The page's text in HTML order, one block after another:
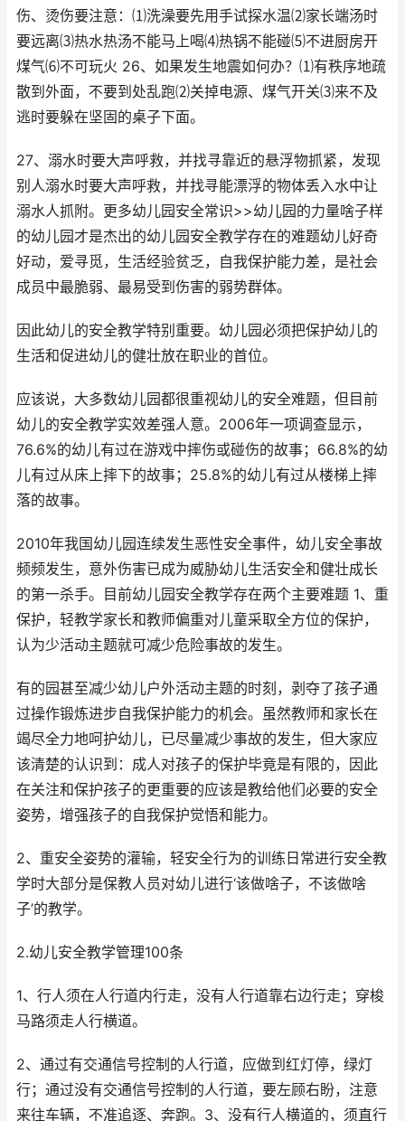
伤、烫伤要注意：⑴洗澡要先用手试探水温⑵家长端汤时
要远离⑶热水热汤不能马上喝⑷热锅不能碰⑸不进厨房开
煤气⑹不可玩火 26、如果发生地震如何办？⑴有秩序地疏
散到外面，不要到处乱跑⑵关掉电源、煤气开关⑶来不及
逃时要躲在坚固的桌子下面。
27、溺水时要大声呼救，并找寻靠近的悬浮物抓紧，发现
别人溺水时要大声呼救，并找寻能漂浮的物体丢入水中让
溺水人抓附。更多幼儿园安全常识>>幼儿园的力量啥子样
的幼儿园才是杰出的幼儿园安全教学存在的难题幼儿好奇
好动，爱寻觅，生活经验贫乏，自我保护能力差，是社会
成员中最脆弱、最易受到伤害的弱势群体。
因此幼儿的安全教学特别重要。幼儿园必须把保护幼儿的
生活和促进幼儿的健壮放在职业的首位。
应该说，大多数幼儿园都很重视幼儿的安全难题，但目前
幼儿的安全教学实效差强人意。2006年一项调查显示，
76.6%的幼儿有过在游戏中摔伤或碰伤的故事；66.8%的幼
儿有过从床上摔下的故事；25.8%的幼儿有过从楼梯上摔
落的故事。
2010年我国幼儿园连续发生恶性安全事件，幼儿安全事故
频频发生，意外伤害已成为威胁幼儿生活安全和健壮成长
的第一杀手。目前幼儿园安全教学存在两个主要难题 1、重
保护，轻教学家长和教师偏重对儿童采取全方位的保护，
认为少活动主题就可减少危险事故的发生。
有的园甚至减少幼儿户外活动主题的时刻，剥夺了孩子通
过操作锻炼进步自我保护能力的机会。虽然教师和家长在
竭尽全力地呵护幼儿，已尽量减少事故的发生，但大家应
该清楚的认识到：成人对孩子的保护毕竟是有限的，因此
在关注和保护孩子的更重要的应该是教给他们必要的安全
姿势，增强孩子的自我保护觉悟和能力。
2、重安全姿势的灌输，轻安全行为的训练日常进行安全教
学时大部分是保教人员对幼儿进行‘该做啥子，不该做啥
子’的教学。
2.幼儿安全教学管理100条
1、行人须在人行道内行走，没有人行道靠右边行走；穿梭
马路须走人行横道。
2、通过有交通信号控制的人行道，应做到红灯停，绿灯
行；通过没有交通信号控制的人行道，要左顾右盼，注意
来往车辆，不准追逐、奔跑。3、没有行人横道的，须直行